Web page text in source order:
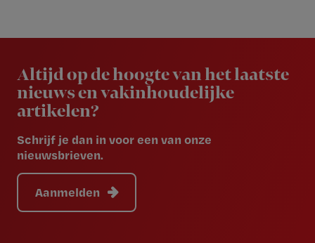
Altijd op de hoogte van het laatste
nieuws en vakinhoudelijke
artikelen?
Schrijf je dan in voor een van onze
nieuwsbrieven.
Aanmelden